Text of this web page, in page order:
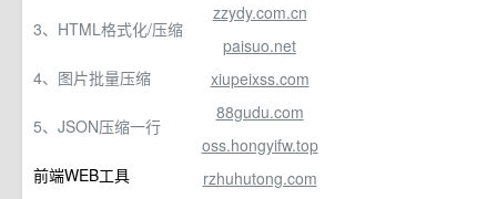
zzydy.com.cn
paisuo.net
xiupeixss.com
88gudu.com
oss.hongyifw.top
rzhuhutong.com
3、HTML格式化/压缩
4、图片批量压缩
5、JSON压缩一行
前端WEB工具